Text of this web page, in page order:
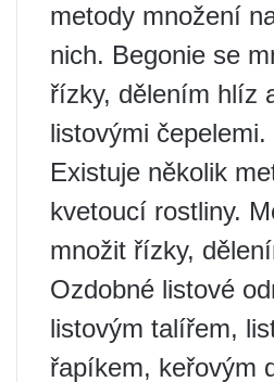
metody množení
nich. Begonie se
řízky, dělením hlíz
listovými čepelemi.
Existuje několik
kvetoucí rostliny.
množit řízky,
Ozdobné listové
listovým talířem,
řapíkem, keřovým